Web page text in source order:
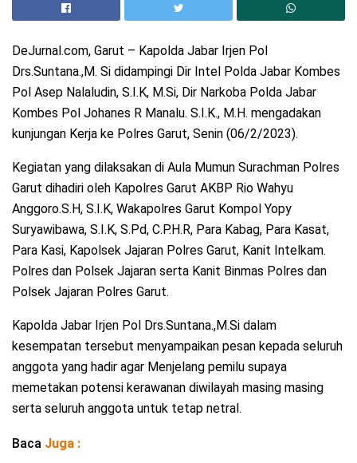
DeJurnal.com, Garut – Kapolda Jabar Irjen Pol
Drs.Suntana.,M. Si didampingi Dir Intel Polda Jabar Kombes
Pol Asep Nalaludin, S.I.K, M.Si, Dir Narkoba Polda Jabar
Kombes Pol Johanes R Manalu. S.I.K., M.H. mengadakan
kunjungan Kerja ke Polres Garut, Senin (06/2/2023).
Kegiatan yang dilaksakan di Aula Mumun Surachman Polres
Garut dihadiri oleh Kapolres Garut AKBP Rio Wahyu
Anggoro.S.H, S.I.K, Wakapolres Garut Kompol Yopy
Suryawibawa, S.I.K, S.Pd, C.P.H.R, Para Kabag, Para Kasat,
Para Kasi, Kapolsek Jajaran Polres Garut, Kanit Intelkam.
Polres dan Polsek Jajaran serta Kanit Binmas Polres dan
Polsek Jajaran Polres Garut.
Kapolda Jabar Irjen Pol Drs.Suntana.,M.Si dalam
kesempatan tersebut menyampaikan pesan kepada seluruh
anggota yang hadir agar Menjelang pemilu supaya
memetakan potensi kerawanan diwilayah masing masing
serta seluruh anggota untuk tetap netral.
Baca Juga :